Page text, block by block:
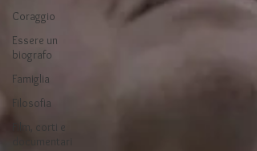
Coraggio
Essere un
biografo
Famiglia
Filosofia
Film, corti e
documentari